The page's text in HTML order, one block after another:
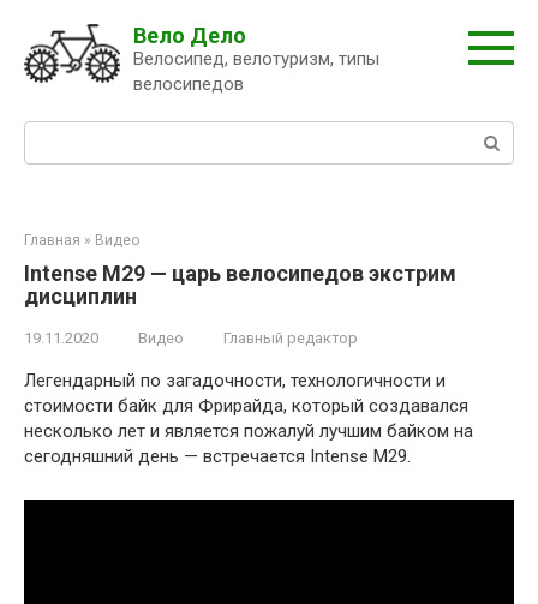
контенту
Вело Дело
Велосипед, велотуризм, типы
велосипедов
Главная » Видео
Intense M29 — царь велосипедов экстрим
дисциплин
19.11.2020 Видео Главный редактор
Легендарный по загадочности, технологичности и
стоимости байк для Фрирайда, который создавался
несколько лет и является пожалуй лучшим байком на
сегодняшний день — встречается Intense M29.